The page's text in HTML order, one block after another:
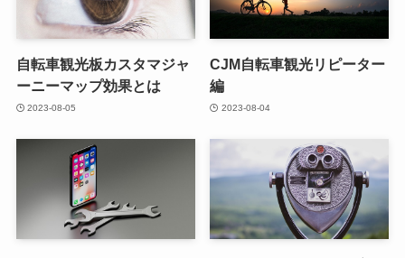
自転車観光板カスタマジャ
ーニーマップ効果とは
2023-08-05
CJM自転車観光リピーター
編
2023-08-04